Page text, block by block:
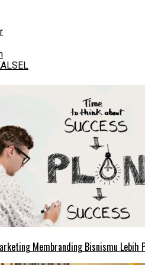
Membranding Bisnismu Lebih